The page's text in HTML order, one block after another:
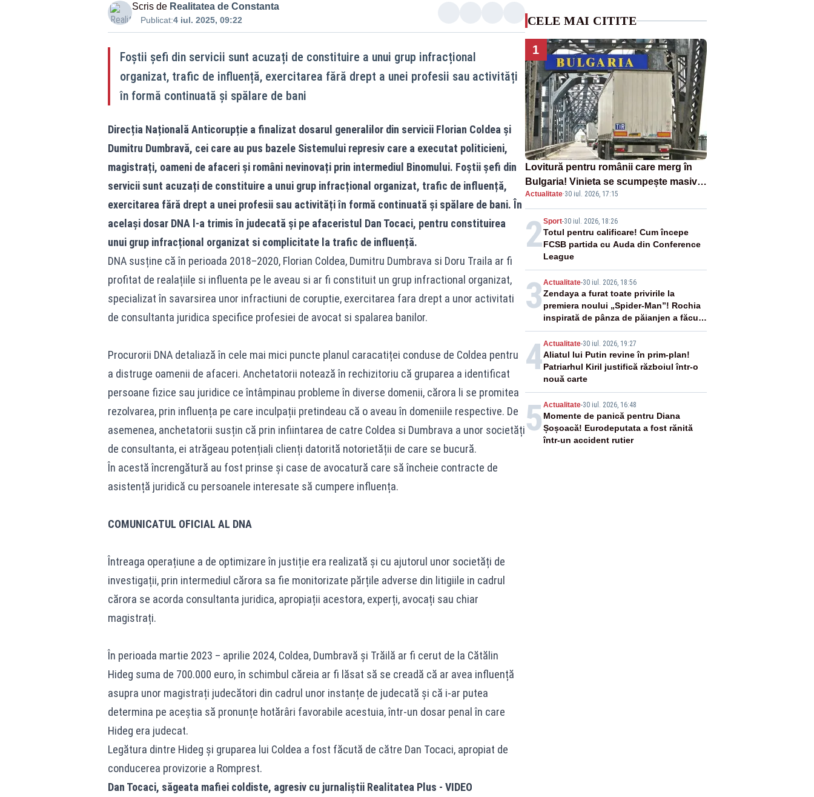
Scris de Realitatea de Constanta
Publicat:4 iul. 2025, 09:22
Foștii șefi din servicii sunt acuzați de constituire a unui grup infracțional
organizat, trafic de influență, exercitarea fără drept a unei profesii sau activități
în formă continuată și spălare de bani
Direcția Națională Anticorupție a finalizat dosarul generalilor din servicii Florian Coldea și
Dumitru Dumbravă, cei care au pus bazele Sistemului represiv care a executat politicieni,
magistrați, oameni de afaceri și români nevinovați prin intermediul Binomului. Foștii șefi din
servicii sunt acuzați de constituire a unui grup infracțional organizat, trafic de influență,
exercitarea fără drept a unei profesii sau activități în formă continuată și spălare de bani. În
același dosar DNA l-a trimis în judecată și pe afaceristul Dan Tocaci, pentru constituirea
unui grup infracțional organizat si complicitate la trafic de influență.
DNA susține că în perioada 2018–2020, Florian Coldea, Dumitru Dumbrava si Doru Traila ar fi
profitat de realațiile si influenta pe le aveau si ar fi constituit un grup infractional organizat,
specializat în savarsirea unor infractiuni de coruptie, exercitarea fara drept a unor activitati
de consultanta juridica specifice profesiei de avocat si spalarea banilor.
Procurorii DNA detaliază în cele mai mici puncte planul caracatiței conduse de Coldea pentru
a distruge oamenii de afaceri. Anchetatorii notează în rechizitoriu că gruparea a identificat
persoane fizice sau juridice ce întâmpinau probleme în diverse domenii, cărora li se promitea
rezolvarea, prin influența pe care inculpații pretindeau că o aveau în domeniile respective. De
asemenea, anchetatorii susțin că prin infiintarea de catre Coldea si Dumbrava a unor societăți
de consultanta, ei atrăgeau potențiali clienți datorită notorietății de care se bucură.
În acestă încrengătură au fost prinse și case de avocatură care să încheie contracte de
asistență juridică cu persoanele interesate să cumpere influența.
COMUNICATUL OFICIAL AL DNA
Întreaga operațiune a de optimizare în justiție era realizată și cu ajutorul unor societăți de
investigații, prin intermediul cărora sa fie monitorizate părțile adverse din litigiile in cadrul
cărora se acorda consultanta juridica, apropiații acestora, experți, avocați sau chiar
magistrați.
În perioada martie 2023 – aprilie 2024, Coldea, Dumbravă și Trăilă ar fi cerut de la Cătălin
Hideg suma de 700.000 euro, în schimbul căreia ar fi lăsat să se creadă că ar avea influență
asupra unor magistrați judecători din cadrul unor instanțe de judecată și că i-ar putea
determina pe aceștia să pronunțe hotărâri favorabile acestuia, într-un dosar penal în care
Hideg era judecat.
Legătura dintre Hideg și gruparea lui Coldea a fost făcută de către Dan Tocaci, apropiat de
conducerea provizorie a Romprest.
Dan Tocaci, săgeata mafiei coldiste, agresiv cu jurnaliștii Realitatea Plus - VIDEO
CELE MAI CITITE
1
Lovitură pentru românii care merg în
Bulgaria! Vinieta se scumpește masiv
de la 1 august
Actualitate·30 iul. 2026, 17:15
2Sport-30 iul. 2026, 18:26
Totul pentru calificare! Cum începe
FCSB partida cu Auda din Conference
League
3 Actualitate-30 iul. 2026, 18:56
Zendaya a furat toate privirile la
premiera noului „Spider-Man”! Rochia
inspirată de pânza de păianjen a făcut
senzație
4Actualitate-30 iul. 2026, 19:27
Aliatul lui Putin revine în prim-plan!
Patriarhul Kiril justifică războiul într-o
nouă carte
5 Actualitate-30 iul. 2026, 16:48
Momente de panică pentru Diana
Șoșoacă! Eurodeputata a fost rănită
într-un accident rutier